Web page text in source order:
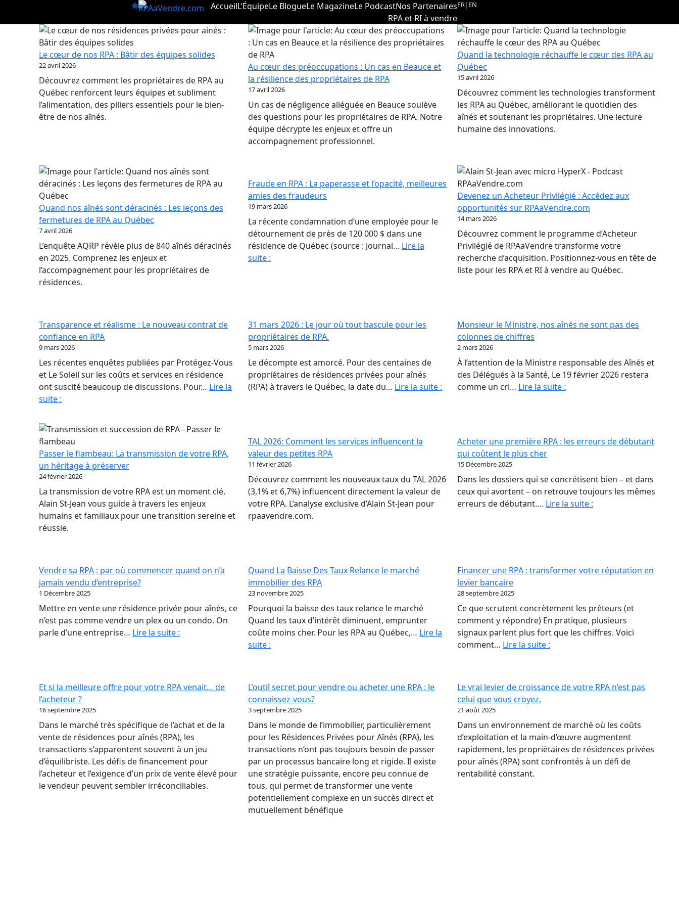
AccueilL’ÉquipeLe BlogueLe MagazineLe PodcastNos Partenaires
RPA et RI à vendre
FR| EN
Le cœur de nos RPA : Bâtir des équipes solides
22 avril 2026
Découvrez comment les propriétaires de RPA au
Québec renforcent leurs équipes et subliment
l’alimentation, des piliers essentiels pour le bien-
être de nos aînés.
Au cœur des préoccupations : Un cas en Beauce et
la résilience des propriétaires de RPA
17 avril 2026
Un cas de négligence alléguée en Beauce soulève
des questions pour les propriétaires de RPA. Notre
équipe décrypte les enjeux et offre un
accompagnement professionnel.
Quand la technologie réchauffe le cœur des RPA au
Québec
15 avril 2026
Découvrez comment les technologies transforment
les RPA au Québec, améliorant le quotidien des
aînés et soutenant les propriétaires. Une lecture
humaine des innovations.
Quand nos aînés sont déracinés : Les leçons des
fermetures de RPA au Québec
7 avril 2026
L’enquête AQRP révèle plus de 840 aînés déracinés
en 2025. Comprenez les enjeux et
l’accompagnement pour les propriétaires de
résidences.
Fraude en RPA : La paperasse et l’opacité, meilleures
amies des fraudeurs
19 mars 2026
La récente condamnation d’une employée pour le
détournement de près de 120 000 $ dans une
résidence de Québec (source : Journal… Lire la
suite :
et
l’opacité,
amies
des
fraudeurs
Devenez un Acheteur Privilégié : Accédez aux
opportunités sur RPAaVendre.com
14 mars 2026
Découvrez comment le programme d’Acheteur
Privilégié de RPAaVendre transforme votre
recherche d’acquisition. Positionnez-vous en tête de
liste pour les RPA et RI à vendre au Québec.
Transparence et réalisme : Le nouveau contrat de
confiance en RPA
9 mars 2026
Les récentes enquêtes publiées par Protégez-Vous
et Le Soleil sur les coûts et services en résidence
ont suscité beaucoup de discussions. Pour… Lire la
suite :
:
Le
nouveau
contrat
confiance
en
RPA
31 mars 2026 : Le jour où tout bascule pour les
propriétaires de RPA.
5 mars 2026
Le décompte est amorcé. Pour des centaines de
propriétaires de résidences privées pour aînés
(RPA) à travers le Québec, la date du… Lire la suite :
bascule
pour
Monsieur le Ministre, nos aînés ne sont pas des
colonnes de chiffres
2 mars 2026
À l’attention de la Ministre responsable des Aînés et
des Délégués à la Santé, Le 19 février 2026 restera
comme un cri… Lire la suite :
ne
des
colonnes
de
Passer le flambeau: La transmission de votre RPA,
un héritage à préserver
24 février 2026
La transmission de votre RPA est un moment clé.
Alain St-Jean vous guide à travers les enjeux
humains et familiaux pour une transition sereine et
réussie.
TAL 2026: Comment les services influencent la
valeur des petites RPA
11 février 2026
Découvrez comment les nouveaux taux du TAL 2026
(3,1% et 6,7%) influencent directement la valeur de
votre RPA. L’analyse exclusive d’Alain St-Jean pour
rpaavendre.com.
Acheter une première RPA : les erreurs de débutant
qui coûtent le plus cher
15 Décembre 2025
Dans les dossiers qui se concrétisent bien – et dans
ceux qui avortent – on retrouve toujours les mêmes
erreurs de débutant.… Lire la suite :
erreurs
qui
coûtent
le
Vendre sa RPA : par où commencer quand on n’a
jamais vendu d’entreprise?
1 Décembre 2025
Mettre en vente une résidence privée pour aînés, ce
n’est pas comme vendre un plex ou un condo. On
parle d’une entreprise… Lire la suite :
où
on
n’a
jamais
vendu
d’entreprise?
Quand La Baisse Des Taux Relance le marché
immobilier des RPA
23 novembre 2025
Pourquoi la baisse des taux relance le marché
Quand les taux d’intérêt diminuent, emprunter
coûte moins cher. Pour les RPA au Québec,… Lire la
suite :
Taux
Relance
marché
immobilier
des
RPA
Financer une RPA : transformer votre réputation en
levier bancaire
28 septembre 2025
Ce que scrutent concrètement les prêteurs (et
comment y répondre) En pratique, plusieurs
signaux parlent plus fort que les chiffres. Voici
comment… Lire la suite :
transformer
en
levier
bancaire
Et si la meilleure offre pour votre RPA venait… de
l’acheteur ?
16 septembre 2025
Dans le marché très spécifique de l’achat et de la
vente de résidences pour aînés (RPA), les
transactions s’apparentent souvent à un jeu
d’équilibriste. Les défis de financement pour
l’acheteur et l’exigence d’un prix de vente élevé pour
le vendeur peuvent sembler irréconciliables.
L’outil secret pour vendre ou acheter une RPA : le
connaissez-vous?
3 septembre 2025
Dans le monde de l’immobilier, particulièrement
pour les Résidences Privées pour Aînés (RPA), les
transactions n’ont pas toujours besoin de passer
par un processus bancaire long et rigide. Il existe
une stratégie puissante, encore peu connue de
tous, qui permet de transformer une vente
potentiellement complexe en un succès direct et
mutuellement bénéfique
Le vrai levier de croissance de votre RPA n’est pas
celui que vous croyez.
21 août 2025
Dans un environnement de marché où les coûts
d’exploitation et la main-d’œuvre augmentent
rapidement, les propriétaires de résidences privées
pour aînés (RPA) sont confrontés à un défi de
rentabilité constant.